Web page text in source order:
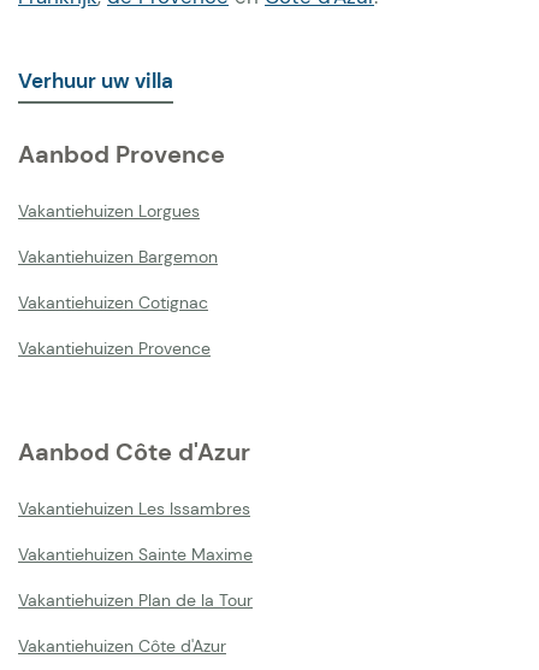
Verhuur uw villa
Aanbod Provence
Vakantiehuizen Lorgues
Vakantiehuizen Bargemon
Vakantiehuizen Cotignac
Vakantiehuizen Provence
Aanbod Côte d'Azur
Vakantiehuizen Les Issambres
Vakantiehuizen Sainte Maxime
Vakantiehuizen Plan de la Tour
Vakantiehuizen Côte d'Azur